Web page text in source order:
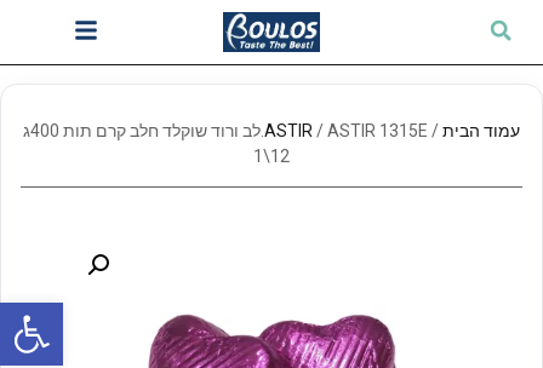
פתח
עמוד הבית/
ASTIR
/ ASTIR 1315E.לב ורוד שוקלד חלב קרם תות 400ג
12\1